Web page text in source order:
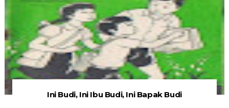
Ini Budi, Ini Ibu Budi, Ini Bapak Budi